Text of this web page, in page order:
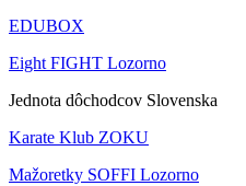
EDUBOX
Eight FIGHT Lozorno
Jednota dôchodcov Slovenska
Karate Klub ZOKU
Mažoretky SOFFI Lozorno